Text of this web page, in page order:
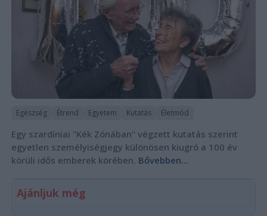
Egészség Étrend Egyetem Kutatás Életmód
Egy szardíniai "Kék Zónában" végzett kutatás szerint
egyetlen személyiségjegy különösen kiugró a 100 év
körüli idős emberek körében. Bővebben...
Ajánljuk még